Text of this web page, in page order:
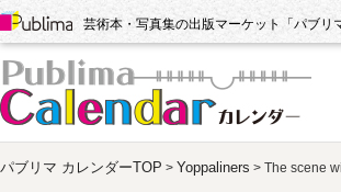
Publima
芸術本・写真集の出版マーケット「パブリ
パブリマ カレンダーTOP > Yoppaliners > The scene